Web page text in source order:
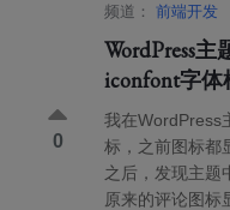
频道：
前端开发
WordPress
iconfont字体
0
我在WordPress
标，之前图标都
之后，发现主题
原来的评论图标